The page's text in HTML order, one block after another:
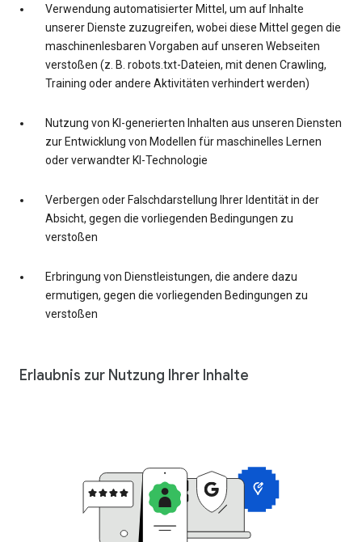
Verwendung automatisierter Mittel, um auf Inhalte
unserer Dienste zuzugreifen, wobei diese Mittel gegen die
maschinenlesbaren Vorgaben auf unseren Webseiten
verstoßen (z. B. robots.txt-Dateien, mit denen Crawling,
Training oder andere Aktivitäten verhindert werden)
Nutzung von KI-generierten Inhalten aus unseren Diensten
zur Entwicklung von Modellen für maschinelles Lernen
oder verwandter KI-Technologie
Verbergen oder Falschdarstellung Ihrer Identität in der
Absicht, gegen die vorliegenden Bedingungen zu
verstoßen
Erbringung von Dienstleistungen, die andere dazu
ermutigen, gegen die vorliegenden Bedingungen zu
verstoßen
Erlaubnis zur Nutzung Ihrer Inhalte